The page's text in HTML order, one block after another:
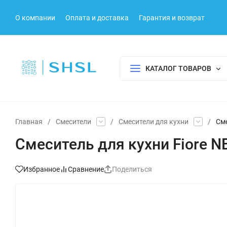
О компании Оплата и доставка Гарантия и возврат
КАТАЛОГ ТОВАРОВ
Главная / Смесители / Смесители для кухни /
Смеситель для кухни Fiore
Избранное Сравнение Поделиться